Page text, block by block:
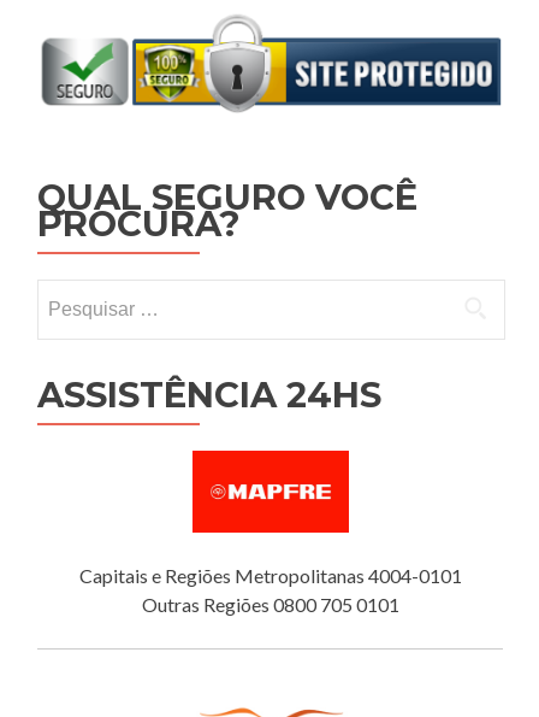
QUAL SEGURO VOCÊ
PROCURA?
ASSISTÊNCIA 24HS
Capitais e Regiões Metropolitanas 4004-0101
Outras Regiões 0800 705 0101